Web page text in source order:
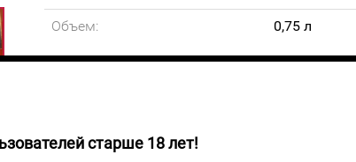
Объем: 0,75 л
Игристое вино клубничного цвета. Его
старше 18 лет!